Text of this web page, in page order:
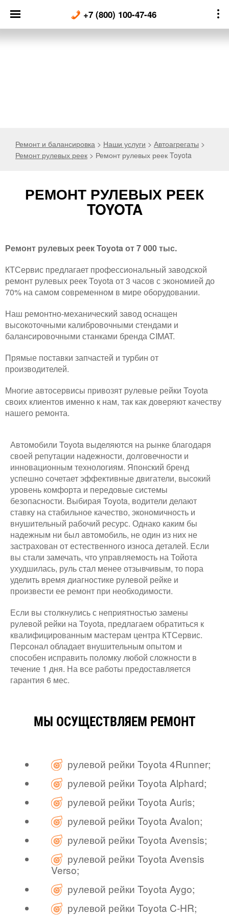
content
+7 (800) 100-47-46
Ремонт и балансировка > Наши услуги > Автоагрегаты >
Ремонт рулевых реек > Ремонт рулевых реек Toyota
РЕМОНТ РУЛЕВЫХ РЕЕК
TOYOTA
Ремонт рулевых реек Toyota от 7 000 тыс.
КТСервис предлагает профессиональный заводской
ремонт рулевых реек Toyota от 3 часов с экономией до
70% на самом современном в мире оборудовании.
Наш ремонтно-механический завод оснащен
высокоточными калибровочными стендами и
балансировочными станками бренда CIMAT.
Прямые поставки запчастей и турбин от
производителей.
Многие автосервисы привозят рулевые рейки Toyota
своих клиентов именно к нам, так как доверяют качеству
нашего ремонта.
Автомобили Toyota выделяются на рынке благодаря
своей репутации надежности, долговечности и
инновационным технологиям. Японский бренд
успешно сочетает эффективные двигатели, высокий
уровень комфорта и передовые системы
безопасности. Выбирая Toyota, водители делают
ставку на стабильное качество, экономичность и
внушительный рабочий ресурс. Однако каким бы
надежным ни был автомобиль, не один из них не
застрахован от естественного износа деталей. Если
вы стали замечать, что управляемость на Тойота
ухудшилась, руль стал менее отзывчивым, то пора
уделить время диагностике рулевой рейке и
произвести ее ремонт при необходимости.
Если вы столкнулись с неприятностью замены
рулевой рейки на Toyota, предлагаем обратиться к
квалифицированным мастерам центра КТСервис.
Персонал обладает внушительным опытом и
способен исправить поломку любой сложности в
течение 1 дня. На все работы предоставляется
гарантия 6 мес.
МЫ ОСУЩЕСТВЛЯЕМ РЕМОНТ
рулевой рейки Toyota 4Runner;
рулевой рейки Toyota Alphard;
рулевой рейки Toyota Auris;
рулевой рейки Toyota Avalon;
рулевой рейки Toyota Avensis;
рулевой рейки Toyota Avensis
Verso;
рулевой рейки Toyota Aygo;
рулевой рейки Toyota C-HR;